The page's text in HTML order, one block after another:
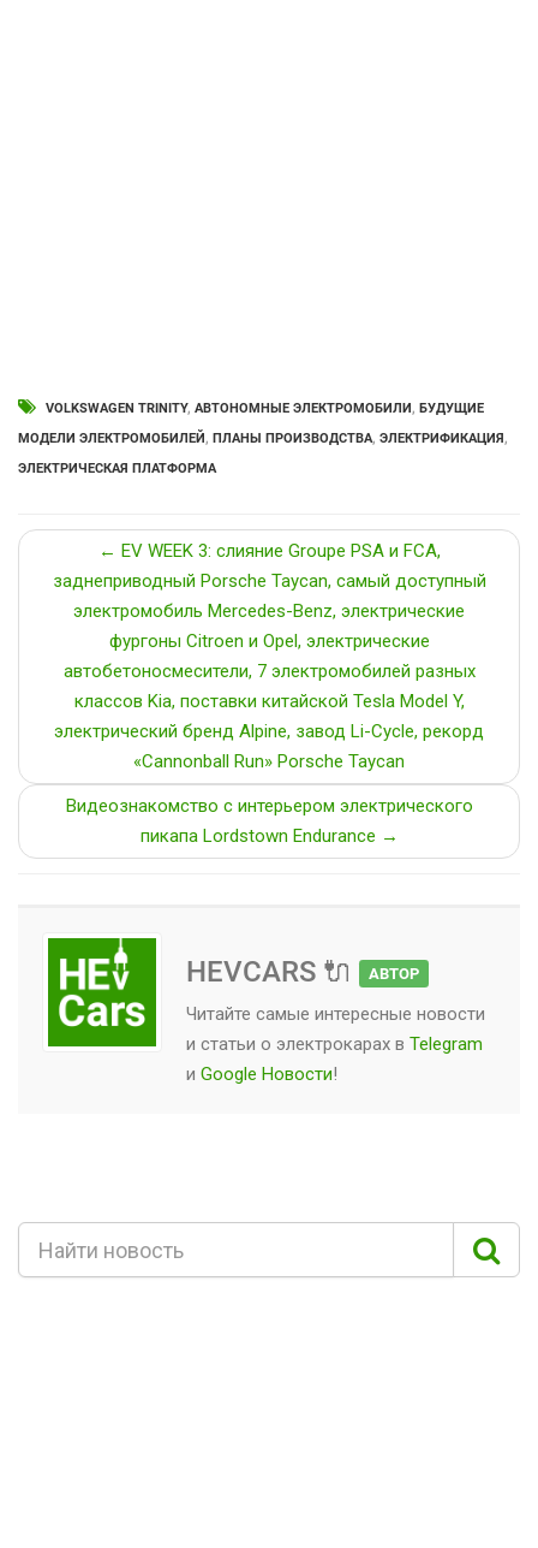
VOLKSWAGEN TRINITY, АВТОНОМНЫЕ ЭЛЕКТРОМОБИЛИ, БУДУЩИЕ
МОДЕЛИ ЭЛЕКТРОМОБИЛЕЙ, ПЛАНЫ ПРОИЗВОДСТВА, ЭЛЕКТРИФИКАЦИЯ,
ЭЛЕКТРИЧЕСКАЯ ПЛАТФОРМА
← EV WEEK 3: слияние Groupe PSA и FCA,
заднеприводный Porsche Taycan, самый доступный
электромобиль Mercedes-Benz, электрические
фургоны Citroen и Opel, электрические
автобетоносмесители, 7 электромобилей разных
классов Kia, поставки китайской Tesla Model Y,
электрический бренд Alpine, завод Li-Cycle, рекорд
«Cannonball Run» Porsche Taycan
Видеознакомство с интерьером электрического
пикапа Lordstown Endurance →
HEVCARS 🔌 АВТОР
Читайте самые интересные новости
и статьи о электрокарах в Telegram
и Google Новости!